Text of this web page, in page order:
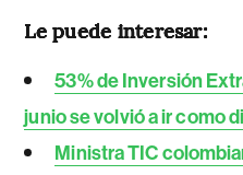
Le puede interesar:
53% de Inversión
junio se volvió a ir como
Ministra TIC